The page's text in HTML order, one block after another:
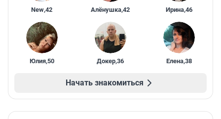
New,42 Алёнушка,42 Ирина,46
Юлия,50 Докер,36 Елена,38
Начать знакомиться